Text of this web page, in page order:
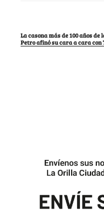
La casona más de 100 años
Petro afinó su cara a cara con